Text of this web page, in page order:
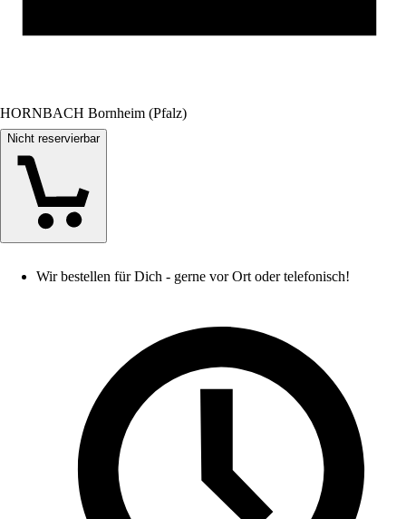
HORNBACH Bornheim (Pfalz)
Nicht reservierbar
Wir bestellen für Dich - gerne vor Ort oder telefonisch!